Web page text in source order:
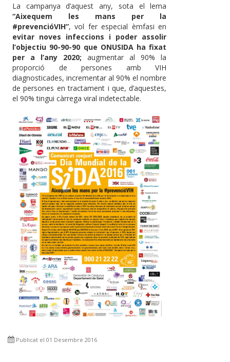
La campanya d’aquest any, sota el lema
“Aixequem les mans per la
#prevencióVIH”, vol fer especial èmfasi en
evitar noves infeccions i poder assolir
l’objectiu 90-90-90 que ONUSIDA ha fixat
per a l’any 2020; augmentar al 90% la
proporció de persones amb VIH
diagnosticades, incrementar al 90% el nombre
de persones en tractament i que, d’aquestes,
el 90% tingui càrrega viral indetectable.
Publicat el 01 Desembre 2016